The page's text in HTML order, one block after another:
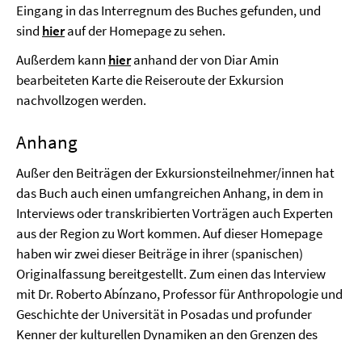
Eingang in das Interregnum des Buches gefunden, und
sind hierauf der Homepage zu sehen.
Außerdem kann hieranhand der von Diar Amin
bearbeiteten Karte die Reiseroute der Exkursion
nachvollzogen werden.
Anhang
Außer den Beiträgen der Exkursionsteilnehmer/innen hat
das Buch auch einen umfangreichen Anhang, in dem in
Interviews oder transkribierten Vorträgen auch Experten
aus der Region zu Wort kommen. Auf dieser Homepage
haben wir zwei dieser Beiträge in ihrer (spanischen)
Originalfassung bereitgestellt. Zum einen das Interview
mit Dr. Roberto Abínzano, Professor für Anthropologie und
Geschichte der Universität in Posadas und profunder
Kenner der kulturellen Dynamiken an den Grenzen des